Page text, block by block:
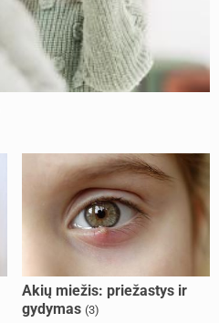
Akių miežis: priežastys ir
gydymas (3)